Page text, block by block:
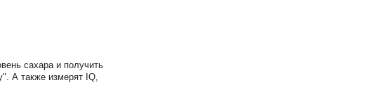
сахара и получить
А также измерят IQ,